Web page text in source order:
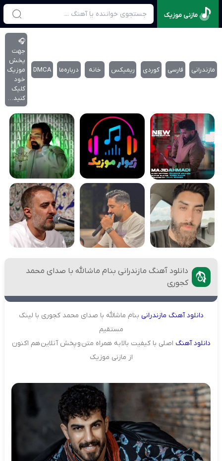
مازنی موزیک
مازندرانی فارسی کوردی ریمیکس خانه درباره‌‌ما DMCA
🎧
جهت
پخش
موزیک
خود
کلیک
کنید…
دانلود آهنگ مازندرانی بنام ماشالله با صدای محمد
کجوری
دانلودآهنگ مازندرانی بنام ماشالله با صدای محمد کجوری با لینک
مستقیم
دانلودآهنگ اصلی با کیفیت بالا به همراه متن و پخش آنلاین هم اکنون
از مازنی موزیک